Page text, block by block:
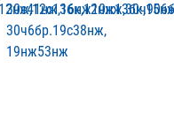
30ч6бр.19с38нж,
19нж53нж